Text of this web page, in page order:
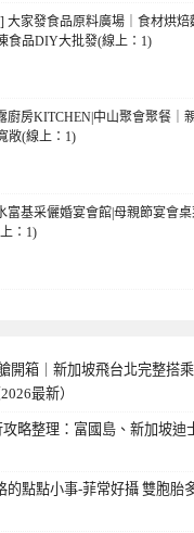
大家發食品原料廣場｜食材烘焙
食品DIY大批發(線上：1)
廚房KITCHEN|中山聚會聚餐｜
敞(線上：1)
富基采儷婚宴會館|母親節宴會
：1)
開箱｜新加坡飛台北完整搭
最新）
略整理：富國島、新加坡迪
的點點小事-菲常好攝 雙胞胎